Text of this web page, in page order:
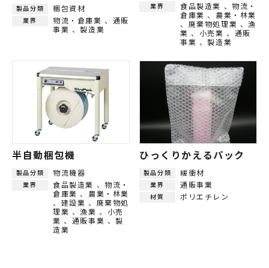
製品分類 梱包資材
業界 物流・倉庫業
通販
事業
製造業
業界 食品製造業
物流・
倉庫業
農業・林業
廃棄物処理業
漁
業
小売業
通販
事業
製造業
半自動梱包機
製品分類 物流機器
業界 食品製造業
物流・
倉庫業
農業・林業
建設業
廃棄物処
理業
漁業
小売
業
通販事業
製
造業
ひっくりかえるパック
製品分類 緩衝材
業界 通販事業
材質 ポリエチレン